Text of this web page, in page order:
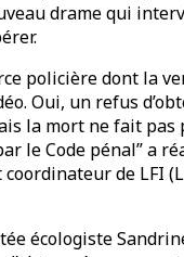
drame qui
policière dont la
Oui, un refus
la mort ne fait pas
le Code pénal” a
de LFI
écologiste